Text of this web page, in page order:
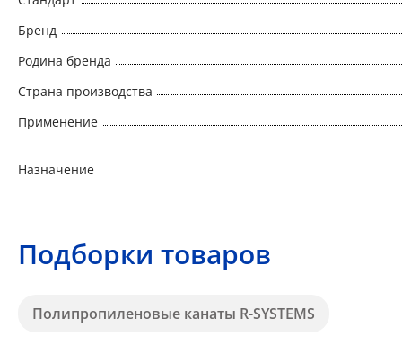
Бренд
Родина бренда
Страна производства
Применение
Назначение
Подборки товаров
Полипропиленовые канаты R-SYSTEMS